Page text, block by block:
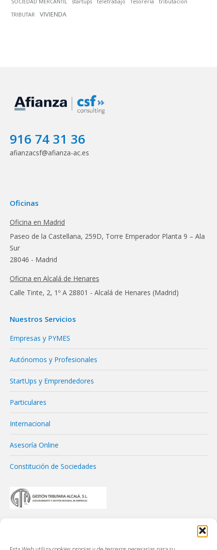
SOCIEDAD MERCANTIL startups teletrabajo Tesoreria
tributacion
TRIBUTAR
VIVIENDA
916 74 31 36
afianzacsf@afianza-ac.es
Oficinas
Oficina en Madrid
Paseo de la Castellana, 259D, Torre Emperador Planta 9 – Ala
Sur
28046 - Madrid
Oficina en Alcalá de Henares
Calle Tinte, 2, 1º A 28801 - Alcalá de Henares (Madrid)
Nuestros Servicios
Empresas y PYMES
Autónomos y Profesionales
StartUps y Emprendedores
Particulares
Internacional
Asesoría Online
Constitución de Sociedades